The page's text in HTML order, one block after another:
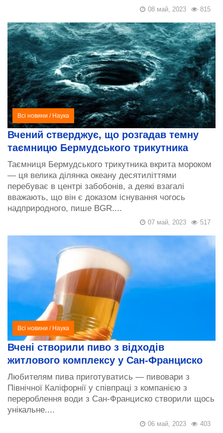
815
08 май, 2023
Всі новини / Наука
Вчений стверджує, що розгадав темну
таємницю Бермудського трикутника
Таємниця Бермудського трикутника вкрита мороком
— ця велика ділянка океану десятиліттями
перебуває в центрі забобонів, а деякі взагалі
вважають, що він є доказом існування чогось
надприродного, пише BGR....
517
07 май, 2023
Всі новини / Наука
Вчені створили пиво з відходів
житлового комплексу у Сан-Франциско
Любителям пива приготуватись — пивовари з
Північної Каліфорнії у співпраці з компанією з
перероблення води з Сан-Франциско створили щось
унікальне....
403
06 май, 2023